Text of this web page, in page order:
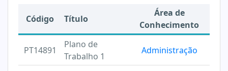
Código Título
Área de
Conhecimento
PT14891
Plano de
Trabalho 1
Administração